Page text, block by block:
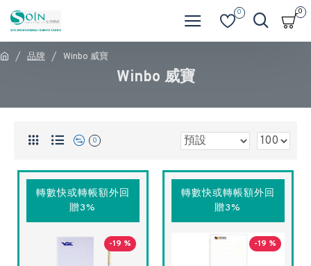
0 0
品牌 Winbo 威寶
Winbo 威寶
0
轉數快或轉帳額外回
贈3%
-19 %
轉數快或轉帳額外回
贈3%
-19 %